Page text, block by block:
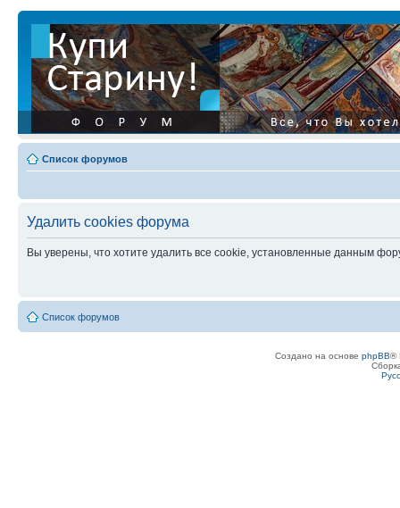
Список форумов
Удалить cookies форума
Вы уверены, что хотите удалить все cookie, установленные данным
Список форумов
Создано на основе phpBB®